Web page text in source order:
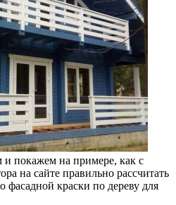
и покажем на примере, как с
на сайте правильно рассчитать
фасадной краски по дереву для